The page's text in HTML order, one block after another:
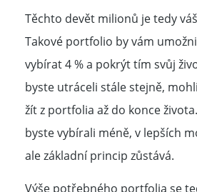
Těchto devět milionů je tedy váš
Takové portfolio by vám
vybírat 4 % a pokrýt tím svůj
byste utráceli stále stejně,
žít z portfolia až do konce
byste vybírali méně, v lepších
ale základní princip zůstává.
Výše potřebného portfolia se